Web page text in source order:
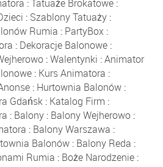
:Tatuaże Brokatowe:
: Szablony Tatuaży :
Rumia : PartyBox:
: Dekoracje Balonowe :
:Walentynki :Animator
: Kurs Animatora :
: Hurtownia Balonów :
Gdańsk : Katalog Firm :
: Balony: Balony Wejherowo:
: Balony Warszawa :
Balonów : Balony Reda :
Rumia : Boże Narodzenie: